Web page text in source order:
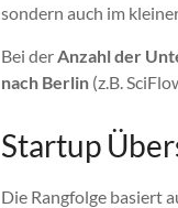
sondern auch im
Bei der Anzahl der
nach Berlin (z.B.
Startup
Die Rangfolge basiert